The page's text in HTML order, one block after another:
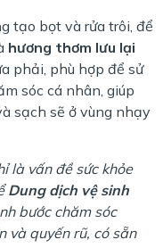
tạo bọt và rửa trôi, để
hương thơm lưu lại
phải, phù hợp để sử
sóc cá nhân, giúp
sạch sẽ ở vùng nhạy
là vấn đề sức khỏe
Dung dịch vệ sinh
bước chăm sóc
và quyến rũ, có sẵn